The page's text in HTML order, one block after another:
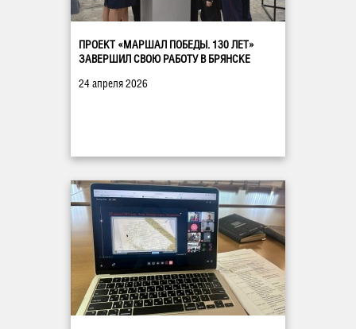
ПРОЕКТ «МАРШАЛ ПОБЕДЫ. 130 ЛЕТ»
ЗАВЕРШИЛ СВОЮ РАБОТУ В БРЯНСКЕ
24 апреля 2026